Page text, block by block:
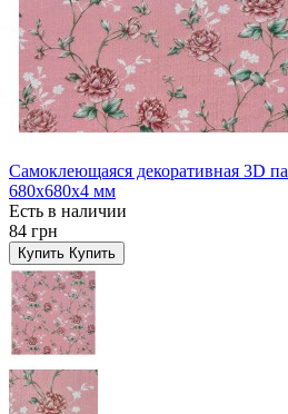
Самоклеющаяся декоративная 3D
680x680x4 мм
Есть в наличии
84 грн
Купить Купить